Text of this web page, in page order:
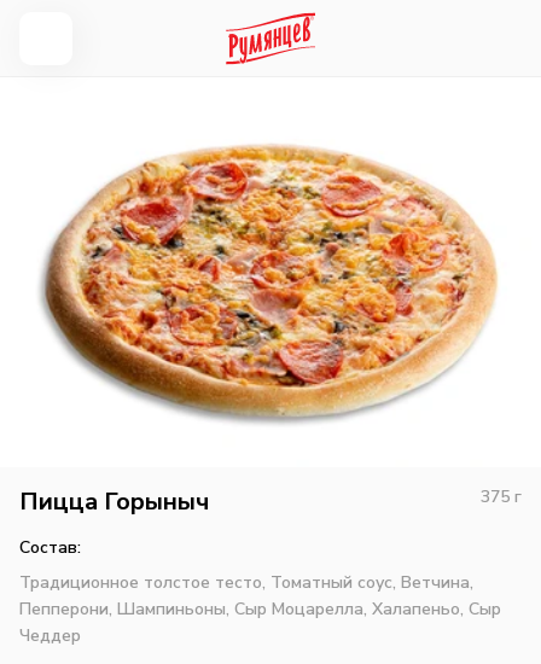
Пицца Горыныч 375 г
Состав:
Традиционное толстое тесто, Томатный соус, Ветчина,
Пепперони, Шампиньоны, Сыр Моцарелла, Халапеньо, Сыр
Чеддер